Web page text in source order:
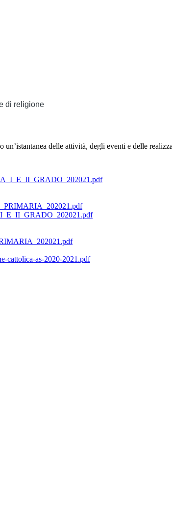
di religione
delle attività, degli eventi e delle
cattolica-as-2020-2021.pdf